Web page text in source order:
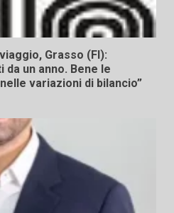
Grasso (FI):
un anno. Bene le
variazioni di bilancio”